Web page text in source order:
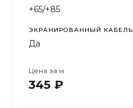
+65/+85
ЭКРАНИРОВАННЫЙ КАБЕЛЬ
Да
Цена за м
345 ₽